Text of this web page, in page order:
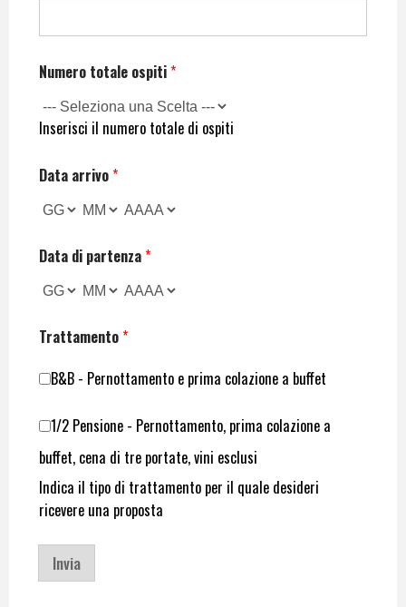
Numero totale ospiti*
Inserisci il numero totale di ospiti
Data arrivo*
Data di partenza*
Trattamento*
B&B - Pernottamento e prima colazione a buffet
1/2 Pensione - Pernottamento, prima colazione a
buffet, cena di tre portate, vini esclusi
Indica il tipo di trattamento per il quale desideri
ricevere una proposta
Invia